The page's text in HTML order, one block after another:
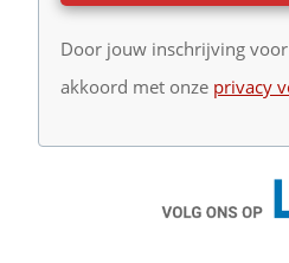
Door jouw inschrijving
akkoord met onze privacy